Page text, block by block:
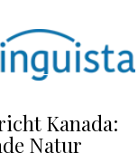
Kanada:
Natur